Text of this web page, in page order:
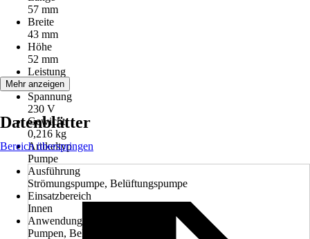
57 mm
Breite
43 mm
Höhe
52 mm
Leistung
6 W
Spannung
230 V
Gewicht
0,216 kg
Artikeltyp
Pumpe
Ausführung
Strömungspumpe, Belüftungspumpe
Einsatzbereich
Innen
Anwendung
Pumpen, Belüften, Regulieren
Mehr anzeigen
Datenblätter
Bereich überspringen